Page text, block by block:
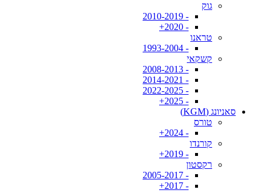
גוק
- 2010-2019
- 2020+
טראנו
- 1993-2004
קשקאי
- 2008-2013
- 2014-2021
- 2022-2025
- 2025+
סאניונג (KGM)
טורס
- 2024+
קורנדו
- 2019+
רקסטון
- 2005-2017
- 2017+